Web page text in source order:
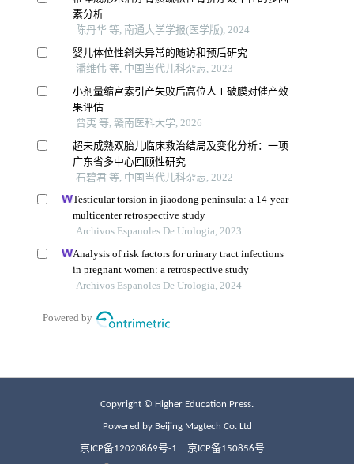
Copyright © Higher Education Press.
Powered by Beijing Magtech Co. Ltd
京ICP备12020869号-1 京ICP备150856号